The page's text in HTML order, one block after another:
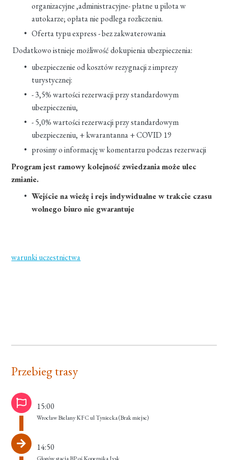
organizacyjne ,administracyjne- płatne u pilota w
autokarze; opłata nie podlega rozliczeniu.
Oferta typu express - bez zakwaterowania
Dodatkowo istnieje możliwość dokupienia ubezpieczenia:
ubezpieczenie od kosztów rezygnacji z imprezy
turystycznej:
- 3,5% wartości rezerwacji przy standardowym
ubezpieczeniu,
- 5,0% wartości rezerwacji przy standardowym
ubezpieczeniu, + kwarantanna + COVID 19
prosimy o informację w komentarzu podczas rezerwacji
Program jest ramowy kolejność zwiedzania może ulec
zmianie.
Wejście na wieżę i rejs indywidualne w trakcie czasu
wolnego biuro nie gwarantuje
warunki uczestnictwa
Przebieg trasy
15:00
Wrocław Bielany KFC ul Tyniecka(Brak miejsc)
14:50